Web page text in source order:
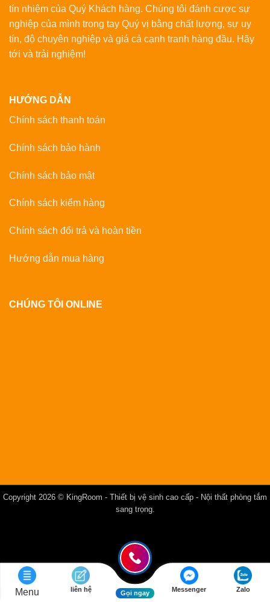
tín nhiệm của Quý Khách hàng. Chúng tôi đánh cược sự
nghiệp của mình trong tay Quý vị bằng chất lượng, sự uy
tín, độ chuyên nghiệp và giá cả cạnh tranh hàng đầu. Hãy
tới và trải nghiệm!
HƯỚNG DẪN
Chính sách thanh toán
Chính sách bảo hành
Chính sách bảo mật
Chính sách kiểm hàng
Chính sách đổi trả và hoàn tiền
Hướng dẫn mua hàng
CHÚNG TÔI ONLINE
Copyright 2026 © KingRoom - Thiết bị vệ sinh cao cấp - Nội thất phòng tắm
sang trọng.
Menu liên hệ Gọi ngay Messenger Zalo